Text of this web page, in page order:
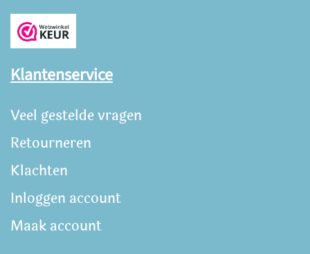
Klantenservice
Veel gestelde vragen
Retourneren
Klachten
Inloggen account
Maak account